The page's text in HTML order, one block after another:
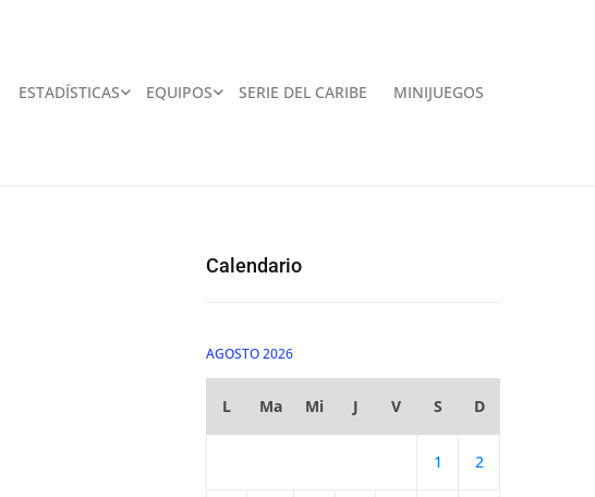
ESTADÍSTICAS EQUIPOS SERIE DEL CARIBE MINIJUEGOS
Calendario
AGOSTO 2026
L Ma Mi J V S D
1 2